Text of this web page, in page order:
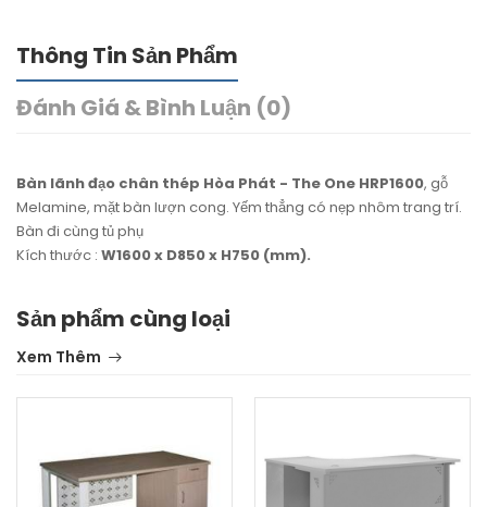
Thông Tin Sản Phẩm
Đánh Giá & Bình Luận (0)
Bàn lãnh đạo chân thép Hòa Phát - The One HRP1600, gỗ
Melamine, mặt bàn lượn cong. Yếm thẳng có nẹp nhôm trang trí.
Bàn đi cùng tủ phụ
Kích thước : W1600 x D850 x H750 (mm).
Sản phẩm cùng loại
Xem Thêm